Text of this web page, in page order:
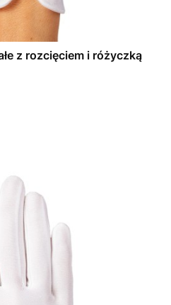
z rozcięciem i różyczką